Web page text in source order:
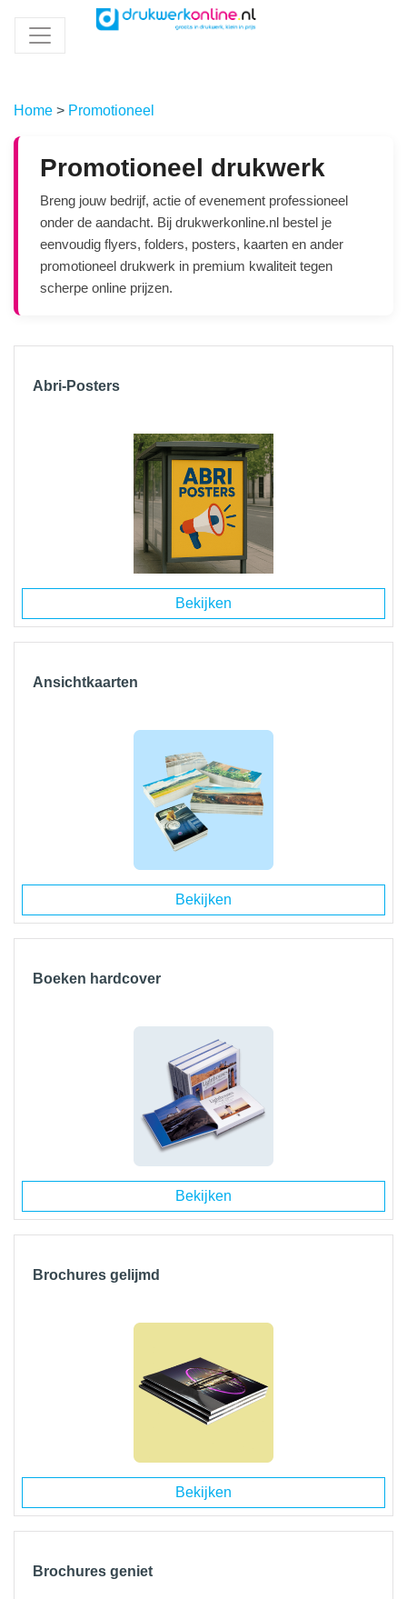
Home > Promotioneel
Promotioneel drukwerk
Breng jouw bedrijf, actie of evenement professioneel
onder de aandacht. Bij drukwerkonline.nl bestel je
eenvoudig flyers, folders, posters, kaarten en ander
promotioneel drukwerk in premium kwaliteit tegen
scherpe online prijzen.
Abri-Posters
Bekijken
Ansichtkaarten
Bekijken
Boeken hardcover
Bekijken
Brochures gelijmd
Bekijken
Brochures geniet